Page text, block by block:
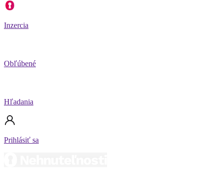
Inzercia
Obľúbené
Hľadania
Prihlásiť sa